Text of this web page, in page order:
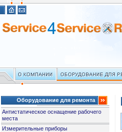
Оборудование для ремонта
Антистатическое оснащение рабочего
места
Измерительные приборы